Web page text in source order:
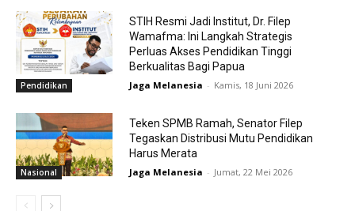
Pendidikan
STIH Resmi Jadi Institut, Dr. Filep
Wamafma: Ini Langkah Strategis
Perluas Akses Pendidikan Tinggi
Berkualitas Bagi Papua
Jaga Melanesia - Kamis, 18 Juni 2026
Nasional
Teken SPMB Ramah, Senator Filep
Tegaskan Distribusi Mutu Pendidikan
Harus Merata
Jaga Melanesia - Jumat, 22 Mei 2026